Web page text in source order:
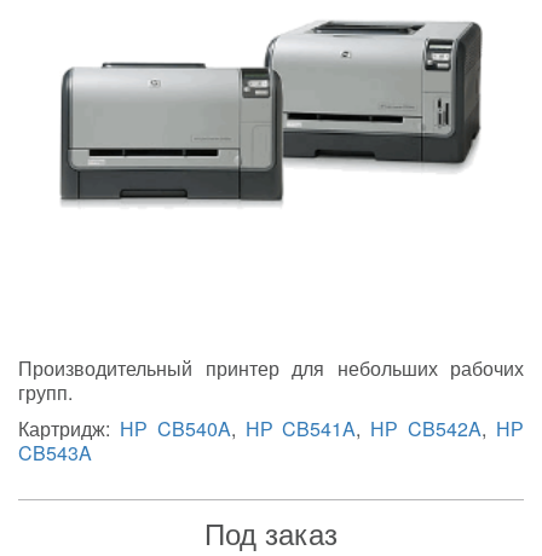
Производительный принтер для небольших рабочих
групп.
Картридж: НР CB540A, НР CB541A, НР CB542A, НР
CB543A
Под заказ